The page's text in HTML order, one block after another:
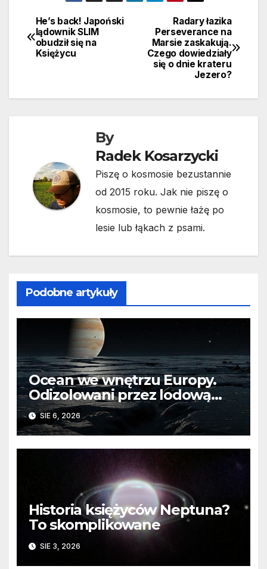
Nawigacja
wpisu
Radary łazika
Perseverance na
Marsie zaskakują.
Czego dowiedziały
się o dnie krateru
Jezero?
He’s back! Japoński
lądownik SLIM
obudził się na
Księżycu
By
Radek Kosarzycki
Piszę o kosmosie bezustannie
od 2015 roku. Jak nie piszę o
kosmosie, to pewnie łażę po
lesie lub łąkach z psami.
Podobne artykuły
Ocean we wnętrzu Europy.
Odizolowani przez lodową
barierę
SIE 6, 2026
Historia księżyców Neptuna?
To skomplikowane
SIE 3, 2026